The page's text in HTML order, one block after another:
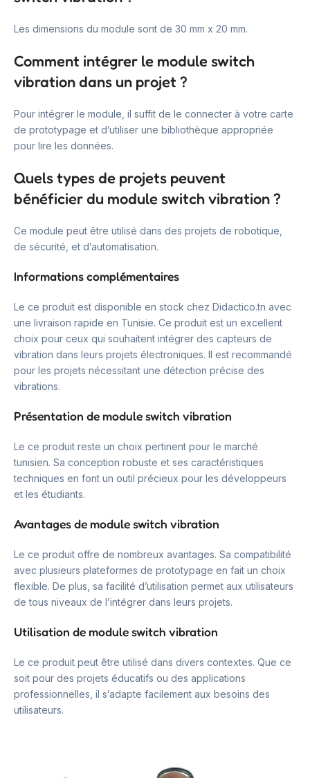
Les dimensions du module sont de 30 mm x 20 mm.
Comment intégrer le module switch
vibration dans un projet ?
Pour intégrer le module, il suffit de le connecter à votre carte
de prototypage et d’utiliser une bibliothèque appropriée
pour lire les données.
Quels types de projets peuvent
bénéficier du module switch vibration ?
Ce module peut être utilisé dans des projets de robotique,
de sécurité, et d’automatisation.
Informations complémentaires
Le ce produit est disponible en stock chez Didactico.tn avec
une livraison rapide en Tunisie. Ce produit est un excellent
choix pour ceux qui souhaitent intégrer des capteurs de
vibration dans leurs projets électroniques. Il est recommandé
pour les projets nécessitant une détection précise des
vibrations.
Présentation de module switch vibration
Le ce produit reste un choix pertinent pour le marché
tunisien. Sa conception robuste et ses caractéristiques
techniques en font un outil précieux pour les développeurs
et les étudiants.
Avantages de module switch vibration
Le ce produit offre de nombreux avantages. Sa compatibilité
avec plusieurs plateformes de prototypage en fait un choix
flexible. De plus, sa facilité d’utilisation permet aux utilisateurs
de tous niveaux de l’intégrer dans leurs projets.
Utilisation de module switch vibration
Le ce produit peut être utilisé dans divers contextes. Que ce
soit pour des projets éducatifs ou des applications
professionnelles, il s’adapte facilement aux besoins des
utilisateurs.